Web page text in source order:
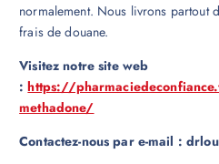
normalement. Nous livrons partout
frais de douane.
Visitez notre site web
:https://
methadone/
Contactez-nous par e-mail :